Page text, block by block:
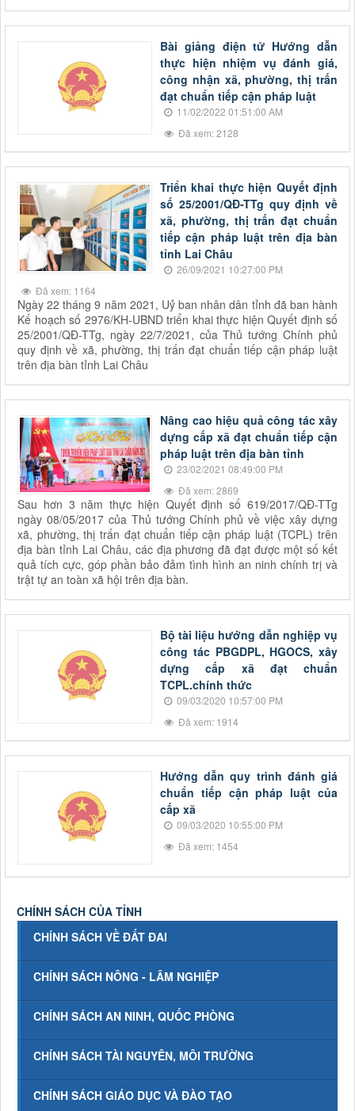
Bài giảng điện tử Hướng dẫn
thực hiện nhiệm vụ đánh giá,
công nhận xã, phường, thị trấn
đạt chuẩn tiếp cận pháp luật
11/02/2022 01:51:00 AM
Đã xem: 2128
Triển khai thực hiện Quyết định
số 25/2001/QĐ-TTg quy định về
xã, phường, thị trấn đạt chuẩn
tiếp cận pháp luật trên địa bàn
tỉnh Lai Châu
26/09/2021 10:27:00 PM
Đã xem: 1164
Ngày 22 tháng 9 năm 2021, Uỷ ban nhân dân tỉnh đã ban hành
Kế hoạch số 2976/KH-UBND triển khai thực hiện Quyết định số
25/2001/QĐ-TTg, ngày 22/7/2021, của Thủ tướng Chính phủ
quy định về xã, phường, thị trấn đạt chuẩn tiếp cận pháp luật
trên địa bàn tỉnh Lai Châu
Nâng cao hiệu quả công tác xây
dựng cấp xã đạt chuẩn tiếp cận
pháp luật trên địa bàn tỉnh
23/02/2021 08:49:00 PM
Đã xem: 2869
Sau hơn 3 năm thực hiện Quyết định số 619/2017/QĐ-TTg
ngày 08/05/2017 của Thủ tướng Chính phủ về việc xây dựng
xã, phường, thị trấn đạt chuẩn tiếp cận pháp luật (TCPL) trên
địa bàn tỉnh Lai Châu, các địa phương đã đạt được một số kết
quả tích cực, góp phần bảo đảm tình hình an ninh chính trị và
trật tự an toàn xã hội trên địa bàn.
Bộ tài liệu hướng dẫn nghiệp vụ
công tác PBGDPL, HGOCS, xây
dựng cấp xã đạt chuẩn
TCPL.chính thức
09/03/2020 10:57:00 PM
Đã xem: 1914
Hướng dẫn quy trình đánh giá
chuẩn tiếp cận pháp luật của
cấp xã
09/03/2020 10:55:00 PM
Đã xem: 1454
CHÍNH SÁCH CỦA TỈNH
CHÍNH SÁCH VỀ ĐẤT ĐAI
CHÍNH SÁCH NÔNG - LÂM NGHIỆP
CHÍNH SÁCH AN NINH, QUỐC PHÒNG
CHÍNH SÁCH TÀI NGUYÊN, MÔI TRƯỜNG
CHÍNH SÁCH GIÁO DỤC VÀ ĐÀO TẠO